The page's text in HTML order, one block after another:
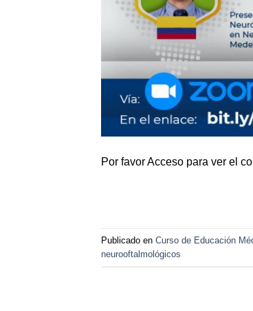
Por favor Acceso para ver el
Publicado en Curso de Educación
neurooftalmológicos